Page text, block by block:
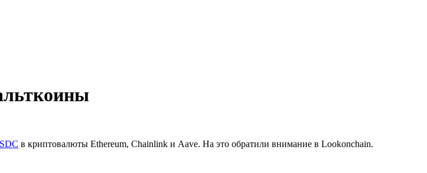
в криптовалюты Ethereum, Chainlink и Aave. На это обратили внимание в Lookonchain.